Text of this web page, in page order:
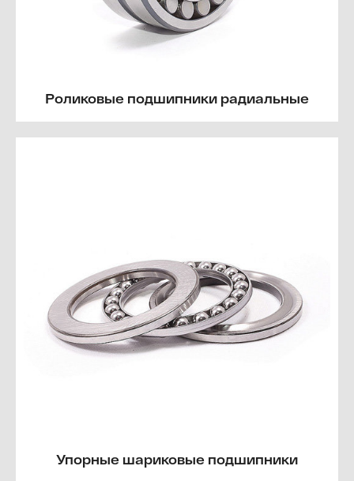
Роликовые подшипники радиальные
Упорные шариковые подшипники